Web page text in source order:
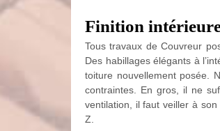
Finition
Tous travaux de Couvreur
Des habillages élégants à
toiture nouvellement posée.
contraintes. En gros, il ne
ventilation, il faut veiller à
Z.